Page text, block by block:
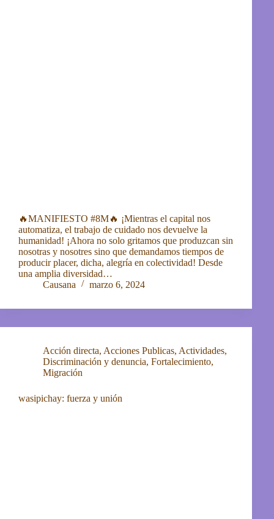
🔥MANIFIESTO #8M🔥 ¡Mientras el capital nos
automatiza, el trabajo de cuidado nos devuelve la
humanidad! ¡Ahora no solo gritamos que produzcan sin
nosotras y nosotres sino que demandamos tiempos de
producir placer, dicha, alegría en colectividad! Desde
una amplia diversidad…
Causana
marzo 6, 2024
Acción directa, Acciones Publicas, Actividades,
Discriminación y denuncia, Fortalecimiento,
Migración
wasipichay: fuerza y unión